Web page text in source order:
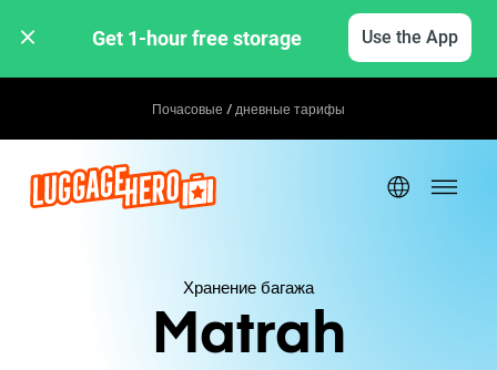
Get 1-hour free storage Use the App
Почасовые / дневные тарифы
Хранение багажа
Matrah